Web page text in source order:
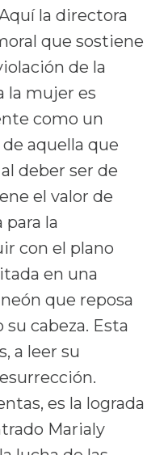
la directora
que sostiene
de la
la mujer es
como un
aquella que
deber ser de
el valor de
la
con el plano
en una
que reposa
cabeza. Esta
a leer su
es la lograda
Marialy